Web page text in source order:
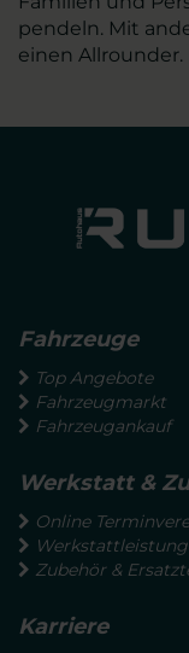
pendeln. Mit
einen Allrounder.
Fahrzeuge
Top Angebote
Fahrzeugmarkt
Fahrzeugankauf
Werkstatt &
Online
Zubehör &
Karriere